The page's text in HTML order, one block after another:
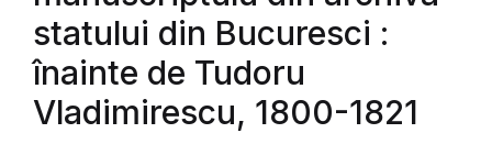
statului din Bucuresci :
înainte de Tudoru
Vladimirescu, 1800-1821